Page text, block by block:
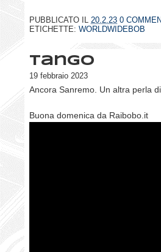
PUBBLICATO IL 20.2.23 0
ETICHETTE: WORLDWIDEBOB
Tango
19 febbraio 2023
Ancora Sanremo. Un altra perla
Buona domenica da Raibobo.it